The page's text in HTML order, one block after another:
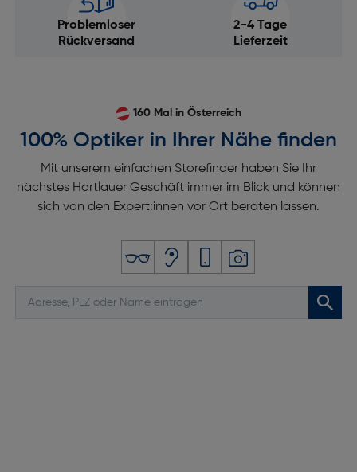
Problemloser
Rückversand
2-4 Tage
Lieferzeit
160 Mal in Österreich
100% Optiker in Ihrer Nähe finden
Mit unserem einfachen Storefinder haben Sie Ihr
nächstes Hartlauer Geschäft immer im Blick und können
sich von den Expert:innen vor Ort beraten lassen.